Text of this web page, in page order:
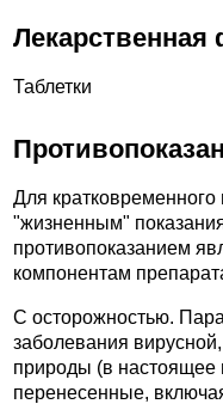
Лекарственная
Таблетки
Для
"жизненным"
противопоказанием
компонентам
C осторожностью.
заболевания
природы (в настоящее
перенесенные,